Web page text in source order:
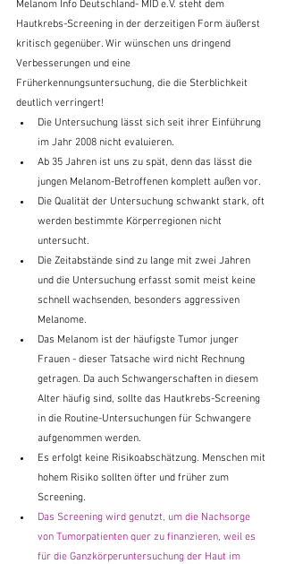
Melanom Info Deutschland- MID e.V. steht dem
Hautkrebs-Screening in der derzeitigen Form äußerst
kritisch gegenüber. Wir wünschen uns dringend
Verbesserungen und eine
Früherkennungsuntersuchung, die die Sterblichkeit
deutlich verringert!
Die Untersuchung lässt sich seit ihrer Einführung
im Jahr 2008 nicht evaluieren.
Ab 35 Jahren ist uns zu spät, denn das lässt die
jungen Melanom-Betroffenen komplett außen vor.
Die Qualität der Untersuchung schwankt stark, oft
werden bestimmte Körperregionen nicht
untersucht.
Die Zeitabstände sind zu lange mit zwei Jahren
und die Untersuchung erfasst somit meist keine
schnell wachsenden, besonders aggressiven
Melanome.
Das Melanom ist der häufigste Tumor junger
Frauen - dieser Tatsache wird nicht Rechnung
getragen. Da auch Schwangerschaften in diesem
Alter häufig sind, sollte das Hautkrebs-Screening
in die Routine-Untersuchungen für Schwangere
aufgenommen werden.
Es erfolgt keine Risikoabschätzung. Menschen mit
hohem Risiko sollten öfter und früher zum
Screening.
Das Screening wird genutzt, um die Nachsorge
von Tumorpatienten quer zu finanzieren, weil es
für die Ganzkörperuntersuchung der Haut im